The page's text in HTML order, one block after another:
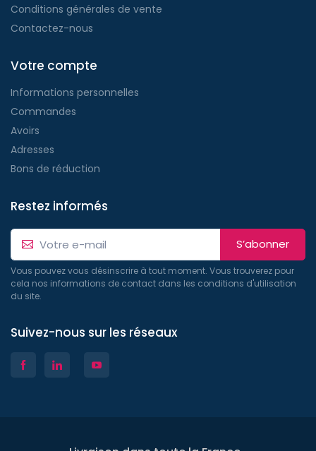
Conditions générales de vente
Contactez-nous
Votre compte
Informations personnelles
Commandes
Avoirs
Adresses
Bons de réduction
Restez informés
S’abonner
Vous pouvez vous désinscrire à tout moment. Vous trouverez pour
cela nos informations de contact dans les conditions d'utilisation
du site.
Suivez-nous sur les réseaux